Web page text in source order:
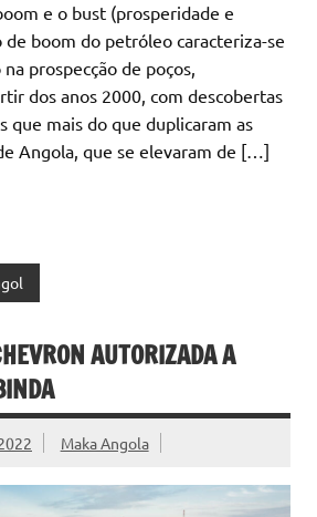
e o bust (prosperidade e
de boom do petróleo caracteriza-se
prospecção de poços,
dos anos 2000, com descobertas
que mais do que duplicaram as
Angola, que se elevaram de […]
AUTORIZADA A
Maka Angola